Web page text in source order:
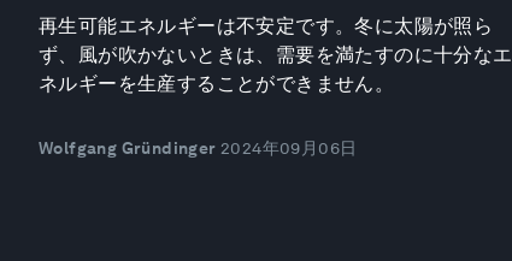
再生可能エネルギーは不安定です。冬に太陽が照ら
ず、風が吹かないときは、需要を満たすのに十分なエ
ネルギーを生産することができません。
Wolfgang Gründinger 2024年09月06日